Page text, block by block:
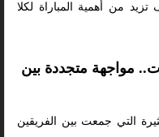
من أهمية المباراة لكلا
مواجهة متجددة بين
التي جمعت بين الفريقين